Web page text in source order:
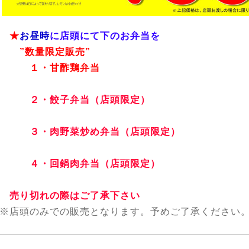
★お昼時に店頭にて下のお弁当を
”数量限定販売”
１・甘酢鶏弁当
２・餃子弁当（店頭限定）
３・肉野菜炒め弁当（店頭限定）
４・回鍋肉弁当（店頭限定）
売り切れの際はご了承下さい
※店頭のみでの販売となります。 予めご了承ください